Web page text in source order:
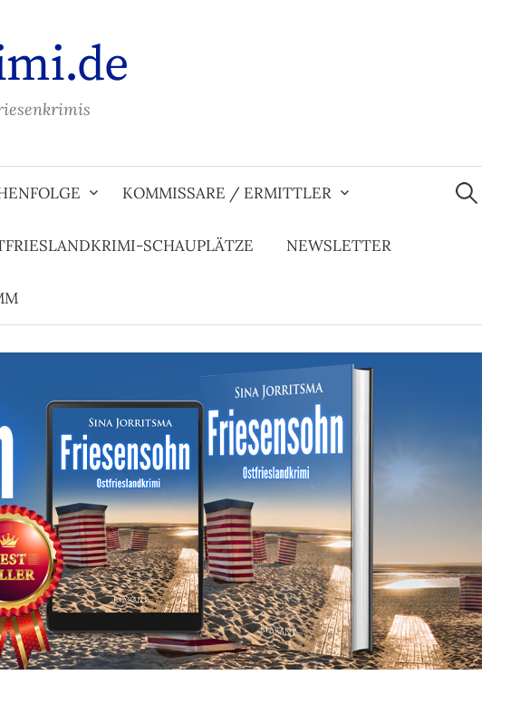
KOMMISSARE / ERMITTLER
SCHAUPLÄTZE NEWSLETTER
Suchen
nach: